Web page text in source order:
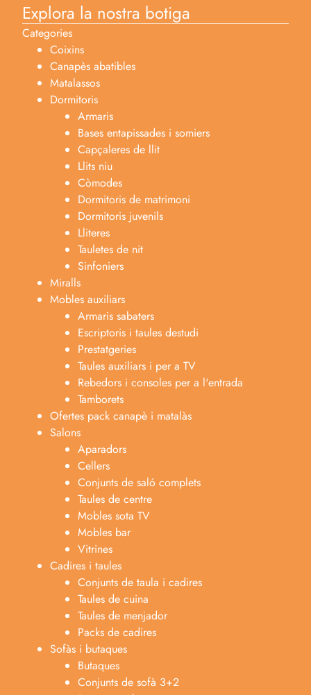
Explora la nostra botiga
Categories
Coixins
Canapès abatibles
Matalassos
Dormitoris
Armaris
Bases entapissades i somiers
Capçaleres de llit
Llits niu
Còmodes
Dormitoris de matrimoni
Dormitoris juvenils
Lliteres
Tauletes de nit
Sinfoniers
Miralls
Mobles auxiliars
Armaris sabaters
Escriptoris i taules destudi
Prestatgeries
Taules auxiliars i per a TV
Rebedors i consoles per a l'entrada
Tamborets
Ofertes pack canapè i matalàs
Salons
Aparadors
Cellers
Conjunts de saló complets
Taules de centre
Mobles sota TV
Mobles bar
Vitrines
Cadires i taules
Conjunts de taula i cadires
Taules de cuina
Taules de menjador
Packs de cadires
Sofàs i butaques
Butaques
Conjunts de sofà 3+2